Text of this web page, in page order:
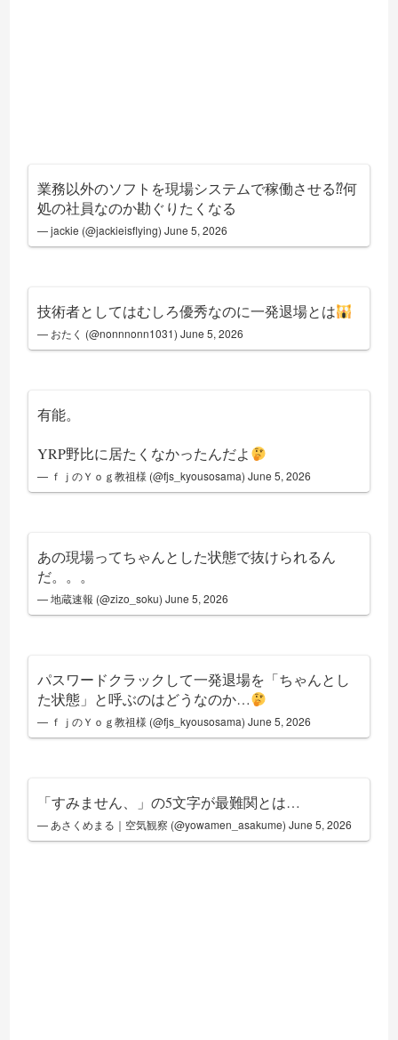
業務以外のソフトを現場システムで稼働させる⁇何
処の社員なのか勘ぐりたくなる
— jackie (@jackieisflying)June 5, 2026
技術者としてはむしろ優秀なのに一発退場とは
— おたく (@nonnnonn1031)June 5, 2026
有能。
YRP野比に居たくなかったんだよ
— ｆｊのＹｏｇ教祖様 (@fjs_kyousosama)June 5, 2026
あの現場ってちゃんとした状態で抜けられるん
だ。。。
— 地蔵速報 (@zizo_soku)June 5, 2026
パスワードクラックして一発退場を「ちゃんとし
た状態」と呼ぶのはどうなのか…
— ｆｊのＹｏｇ教祖様 (@fjs_kyousosama)June 5, 2026
「すみません、」の5文字が最難関とは…
— あさくめまる｜空気観察 (@yowamen_asakume)June 5, 2026